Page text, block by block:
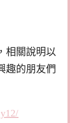
相關說明以
趣的朋友們